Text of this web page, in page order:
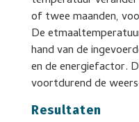
of twee maanden,
De
hand van de
en de energiefactor.
voortdurend de
Resultaten